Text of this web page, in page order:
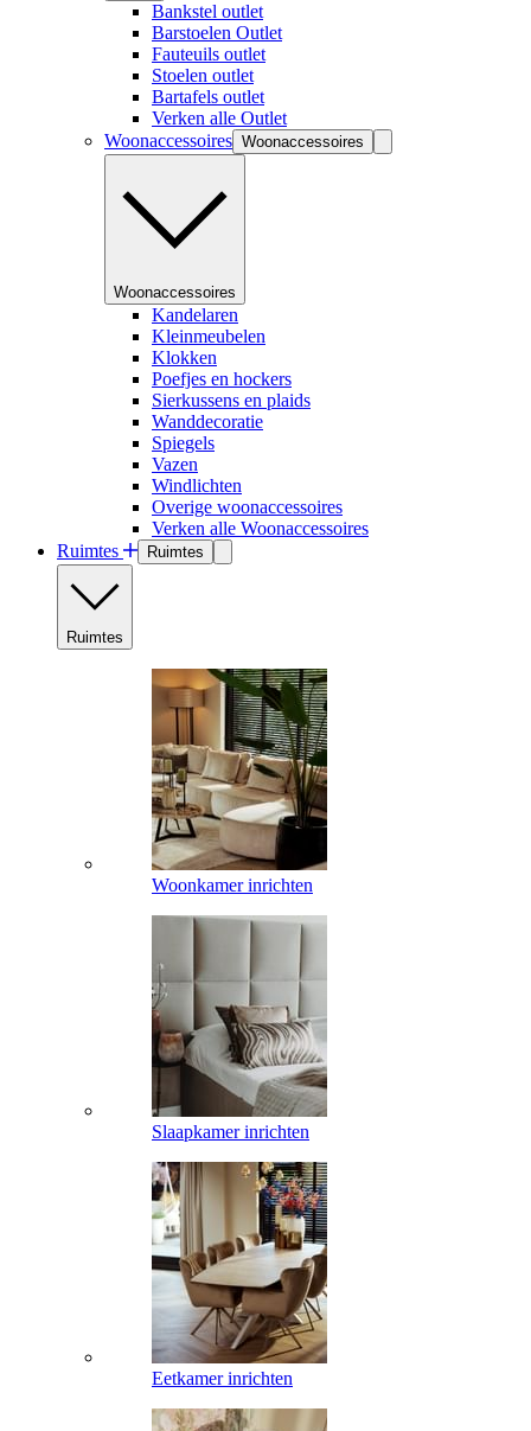
Bankstel outlet
Barstoelen Outlet
Fauteuils outlet
Stoelen outlet
Bartafels outlet
Verken alle Outlet
Woonaccessoires Woonaccessoires
Woonaccessoires
Kandelaren
Kleinmeubelen
Klokken
Poefjes en hockers
Sierkussens en plaids
Wanddecoratie
Spiegels
Vazen
Windlichten
Overige woonaccessoires
Verken alle Woonaccessoires
Ruimtes
Ruimtes
Ruimtes
Woonkamer inrichten
Slaapkamer inrichten
Eetkamer inrichten